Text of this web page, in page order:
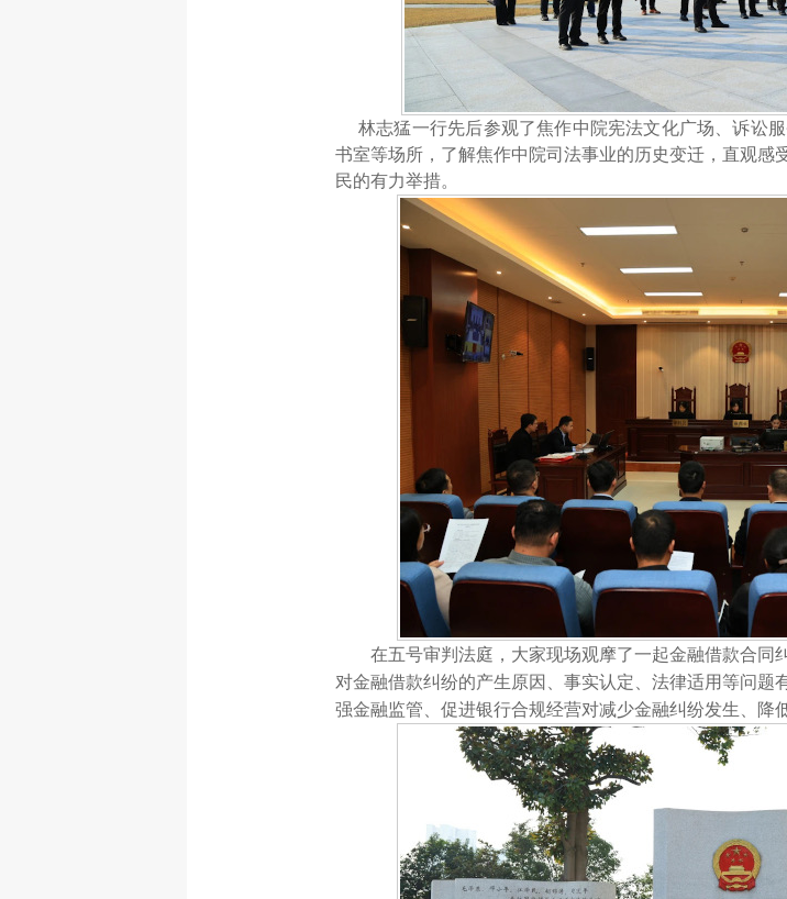
林志猛一行先后参观了焦作中院宪法文化广场、诉讼
书室等场所，了解焦作中院司法事业的历史变迁，直观感
民的有力举措。
在五号审判法庭，大家现场观摩了一起金融借款合同
对金融借款纠纷的产生原因、事实认定、法律适用等问题
强金融监管、促进银行合规经营对减少金融纠纷发生、降